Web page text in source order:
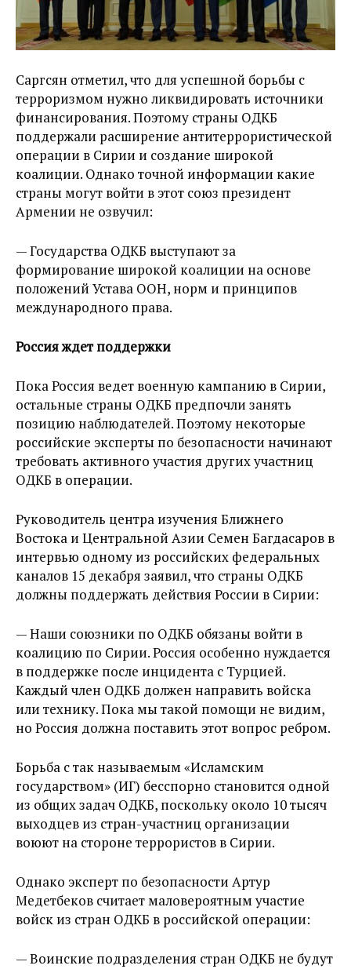
Саргсян отметил, что для успешной борьбы с
терроризмом нужно ликвидировать источники
финансирования. Поэтому страны ОДКБ
поддержали расширение антитеррористической
операции в Сирии и создание широкой
коалиции. Однако точной информации какие
страны могут войти в этот союз президент
Армении не озвучил:
— Государства ОДКБ выступают за
формирование широкой коалиции на основе
положений Устава ООН, норм и принципов
международного права.
Россия ждет поддержки
Пока Россия ведет военную кампанию в Сирии,
остальные страны ОДКБ предпочли занять
позицию наблюдателей. Поэтому некоторые
российские эксперты по безопасности начинают
требовать активного участия других участниц
ОДКБ в операции.
Руководитель центра изучения Ближнего
Востока и Центральной Азии Семен Багдасаров в
интервью одному из российских федеральных
каналов 15 декабря заявил, что страны ОДКБ
должны поддержать действия России в Сирии:
— Наши союзники по ОДКБ обязаны войти в
коалицию по Сирии. Россия особенно нуждается
в поддержке после инцидента с Турцией.
Каждый член ОДКБ должен направить войска
или технику. Пока мы такой помощи не видим,
но Россия должна поставить этот вопрос ребром.
Борьба с так называемым «Исламским
государством» (ИГ) бесспорно становится одной
из общих задач ОДКБ, поскольку около 10 тысяч
выходцев из стран-участниц организации
воюют на стороне террористов в Сирии.
Однако эксперт по безопасности Артур
Медетбеков считает маловероятным участие
войск из стран ОДКБ в российской операции:
— Воинские подразделения стран ОДКБ не будут